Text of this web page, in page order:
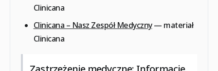
Clinicana
Clinicana – Nasz Zespół Medyczny— materiał
Clinicana